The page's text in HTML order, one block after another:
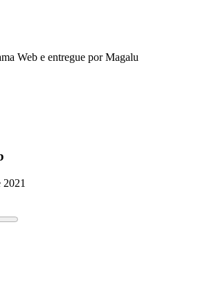
Web e entregue por Magalu